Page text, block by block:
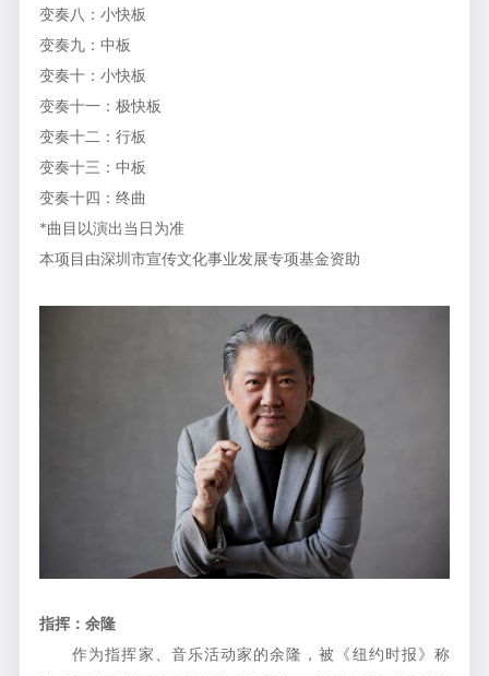
变奏八：小快板
变奏九：中板
变奏十：小快板
变奏十一：极快板
变奏十二：行板
变奏十三：中板
变奏十四：终曲
*曲目以演出当日为准
本项目由深圳市宣传文化事业发展专项基金资助
指挥：余隆
作为指挥家、音乐活动家的余隆，被《纽约时报》称